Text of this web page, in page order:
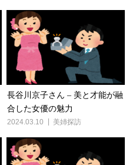
長谷川京子さん – 美と才能が融
合した女優の魅力
2024.03.10 美姉探訪